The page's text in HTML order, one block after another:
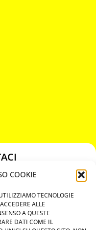
COOKIE
TECNOLOGIE
ALLE
A QUESTE
DATI COME IL